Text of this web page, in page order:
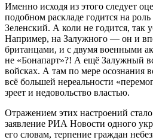
Именно исходя из этого следует
подобном раскладе годится на
Зеленский. А коли не годится, так
Например, на Залужного — он и
британцами, и с двумя военными
не «Бонапарт»?! А ещё Залужный
войсках. А там по мере
всё большей нереальности
зреет и недовольство властью.
Отражением этих настроений стало
заявление РИА Новости одного
его словам, терпение граждан